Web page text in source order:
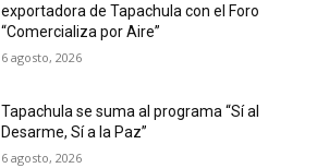
exportadora de Tapachula con el Foro
“Comercializa por Aire”
6 agosto, 2026
Tapachula se suma al programa “Sí al
Desarme, Sí a la Paz”
6 agosto, 2026